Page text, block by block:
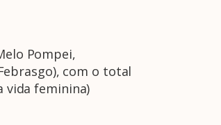
Pompei,
com o total
vida feminina)